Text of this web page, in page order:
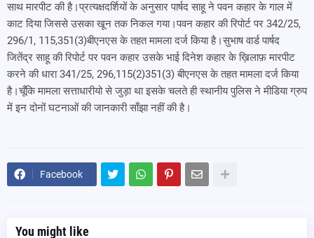
साथ मारपीट की है।प्रत्यक्षदर्शियों के अनुसार पार्षद साहू ने पवन कहार के गाल में
काट दिया जिससे उसका खून तक निकल गया।पवन कहार की रिपोर्ट पर 342/25,
296/1, 115,351(3)बीएनएस के तहत मामला दर्ज किया है।सुभाष वार्ड पार्षद
जितेंद्र साहू की रिपोर्ट पर पवन कहार उसके भाई दिनेश कहार के ख़िलाफ़ मारपीट
करने की धारा 341/25, 296,115(2)351(3) बीएनएस के तहत मामला दर्ज किया
है।चूँकि मामला सत्ताधारीयो से जुड़ा था इसके चलते ही स्थानीय पुलिस ने मीडिया ग्रुप
में इन दोनों घटनाओं की जानकारी साँझा नहीं की है।
Facebook
You might like